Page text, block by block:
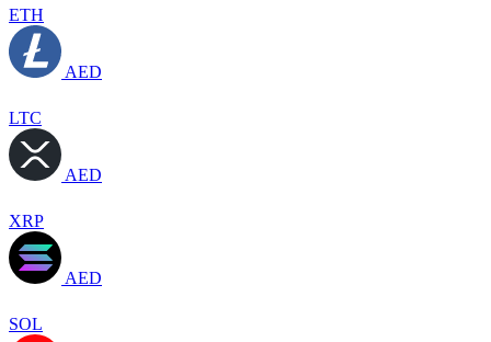
ETH
AED
LTC
AED
XRP
AED
SOL